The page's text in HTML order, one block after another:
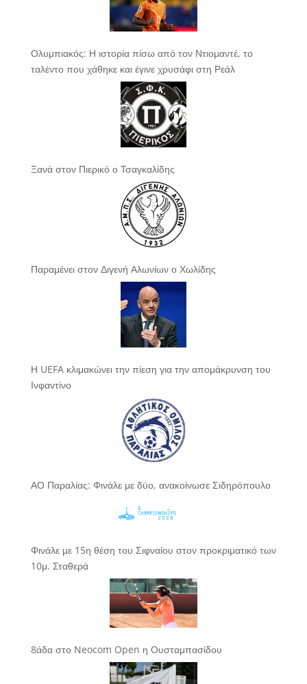
Ολυμπιακός: Η ιστορία πίσω από τον Ντιομαντέ, το
ταλέντο που χάθηκε και έγινε χρυσάφι στη Ρεάλ
Ξανά στον Πιερικό ο Τσαγκαλίδης
Παραμένει στον Διγενή Αλωνίων ο Χωλίδης
Η UEFA κλιμακώνει την πίεση για την απομάκρυνση του
Ινφαντίνο
ΑΟ Παραλίας: Φινάλε με δύο, ανακοίνωσε Σιδηρόπουλο
Φινάλε με 15η θέση του Σιφναίου στον προκριματικό των
10μ. Σταθερά
8άδα στο Neocom Open η Ουσταμπασίδου